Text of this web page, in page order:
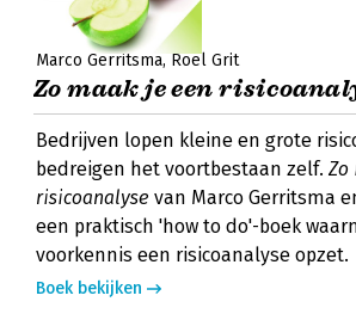
Marco Gerritsma Roel Grit
Zo maak je een
Bedrijven lopen kleine en grote
bedreigen het voortbestaan zelf. Zo
risicoanalyse van Marco Gerritsma
een praktisch 'how to do'-boek
voorkennis een risicoanalyse opzet.
Boek bekijken